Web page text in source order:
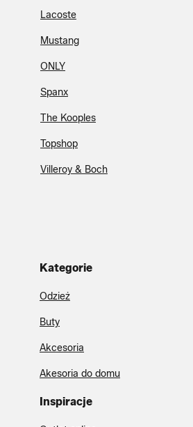
Lacoste
Mustang
ONLY
Spanx
The Kooples
Topshop
Villeroy & Boch
Kategorie
Odzież
Buty
Akcesoria
Akesoria do domu
Inspiracje